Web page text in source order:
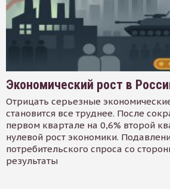
Экономический рост в
Отрицать серьезные
становится все труднее. После
первом квартале на 0,6% второй
нулевой рост экономики.
потребительского спроса со
результаты